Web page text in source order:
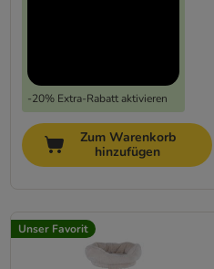
-20% Extra-Rabatt aktivieren
Zum Warenkorb
hinzufügen
Unser Favorit